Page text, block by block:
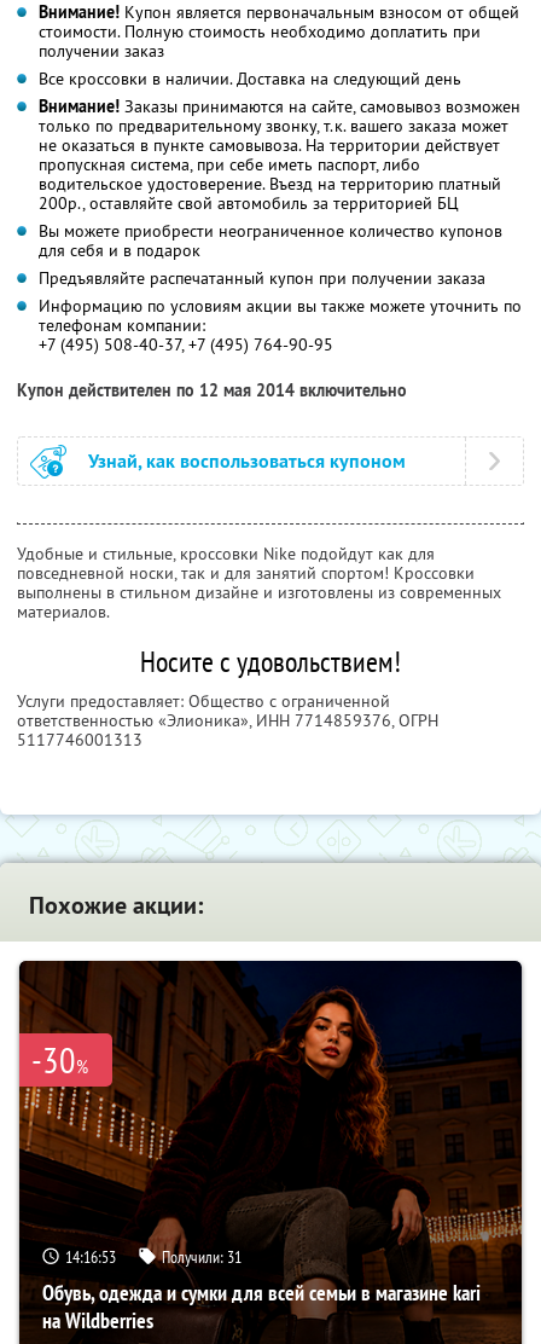
Внимание! Купон является первоначальным взносом от общей
стоимости. Полную стоимость необходимо доплатить при
получении заказ
Все кроссовки в наличии. Доставка на следующий день
Внимание! Заказы принимаются на сайте, самовывоз возможен
только по предварительному звонку, т.к. вашего заказа может
не оказаться в пункте самовывоза. На территории действует
пропускная система, при себе иметь паспорт, либо
водительское удостоверение. Въезд на территорию платный
200р., оставляйте свой автомобиль за территорией БЦ
Вы можете приобрести неограниченное количество купонов
для себя и в подарок
Предъявляйте распечатанный купон при получении заказа
Информацию по условиям акции вы также можете уточнить по
телефонам компании:
+7 (495) 508-40-37, +7 (495) 764-90-95
Купон действителен по 12 мая 2014 включительно
Узнай, как воспользоваться купоном
Удобные и стильные, кроссовки Nike подойдут как для
повседневной носки, так и для занятий спортом! Кроссовки
выполнены в стильном дизайне и изготовлены из современных
материалов.
Носите с удовольствием!
Услуги предоставляет: Общество с ограниченной
ответственностью «Элионика», ИНН 7714859376, ОГРН
5117746001313
Похожие акции:
-30%
14:16:52 Получили: 31
Обувь, одежда и сумки для всей семьи в магазине kari
на Wildberries